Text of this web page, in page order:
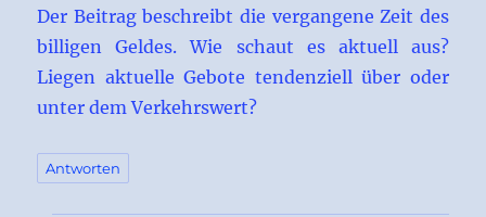
Der Beitrag beschreibt die vergangene Zeit des
billigen Geldes. Wie schaut es aktuell aus?
Liegen aktuelle Gebote tendenziell über oder
unter dem Verkehrswert?
Antworten